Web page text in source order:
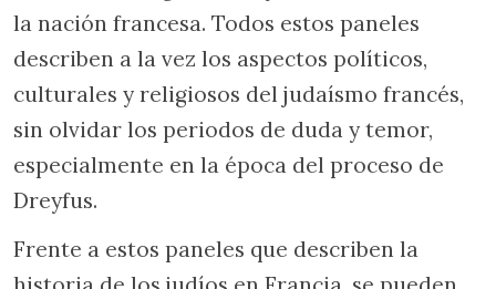
la nación francesa. Todos estos paneles
describen a la vez los aspectos políticos,
culturales y religiosos del judaísmo francés,
sin olvidar los periodos de duda y temor,
especialmente en la época del proceso de
Dreyfus.
Frente a estos paneles que describen la